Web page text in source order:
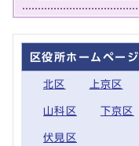
区役所ホームページ
北区 上京区
山科区 下京区
伏見区